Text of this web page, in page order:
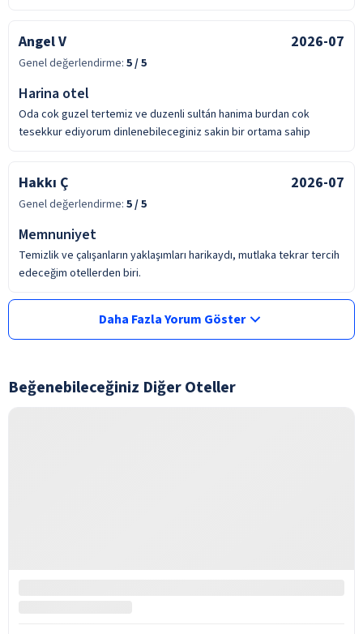
Angel V 2026-07
Genel değerlendirme: 5/ 5
Harina otel
Oda cok guzel tertemiz ve duzenli sultán hanima burdan cok
tesekkur ediyorum dinlenebileceginiz sakin bir ortama sahip
Hakkı Ç 2026-07
Genel değerlendirme: 5/ 5
Memnuniyet
Temizlik ve çalışanların yaklaşımları harikaydı, mutlaka tekrar tercih
edeceğim otellerden biri.
Daha Fazla Yorum Göster
Beğenebileceğiniz Diğer Oteller